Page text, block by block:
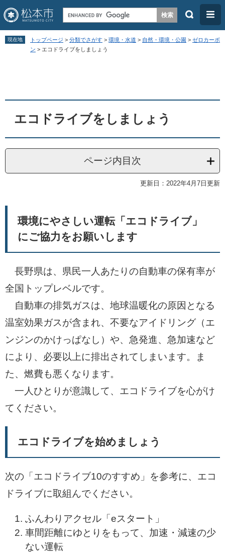
ペ
す
。
メ
し
て
検
メ
ニ
ュ
現在地 トップページ > 分類でさがす > 環境・水道 > 自然・環境・公園 > ゼロカーボ
ン > エコドライブをしましょう
エコドライブをしましょう
ページ内目次
更新日：2022年4月7日更新
環境にやさしい運転「エコドライブ」
にご協力をお願いします
長野県は、県民一人あたりの自動車の保有率が
全国トップレベルです。
自動車の排気ガスは、地球温暖化の原因となる
温室効果ガスが含まれ、不要なアイドリング（エ
ンジンのかけっぱなし）や、急発進、急加速など
により、必要以上に排出されてしまいます。ま
た、燃費も悪くなります。
一人ひとりが意識して、エコドライブを心がけ
てください。
エコドライブを始めましょう
次の「エコドライブ10のすすめ」を参考に、エコ
ドライブに取組んでください。
ふんわりアクセル「eスタート」
車間距離にゆとりをもって、加速・減速の少
ない運転